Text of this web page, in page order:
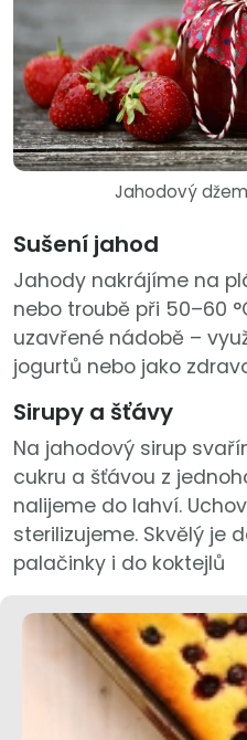
Jahodový
Sušení jahod
Jahody nakrájíme na
nebo troubě při 50–60
uzavřené nádobě –
jogurtů nebo jako
Sirupy a šťávy
Na jahodový sirup
cukru a šťávou z
nalijeme do lahví.
sterilizujeme. Skvělý je
palačinky i do koktejlů